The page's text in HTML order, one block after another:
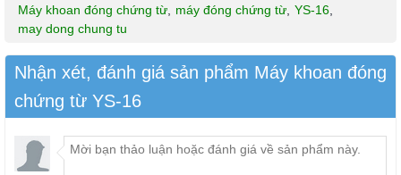
Máy khoan đóng chứng từ
máy đóng chứng từ YS-16
may dong chung tu
Nhận xét, đánh giá sản phẩm Máy khoan đóng
chứng từ YS-16